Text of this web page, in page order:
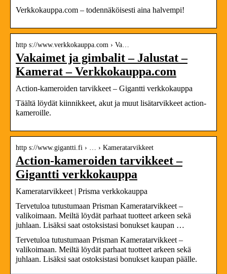
Verkkokauppa.com – todennäköisesti aina halvempi!
http s://www.verkkokauppa.com › Va…
Vakaimet ja gimbalit – Jalustat –
Kamerat – Verkkokauppa.com
Action-kameroiden tarvikkeet – Gigantti verkkokauppa
Täältä löydät kiinnikkeet, akut ja muut lisätarvikkeet action-
kameroille.
http s://www.gigantti.fi › … › Kameratarvikkeet
Action-kameroiden tarvikkeet –
Gigantti verkkokauppa
Kameratarvikkeet | Prisma verkkokauppa
Tervetuloa tutustumaan Prisman Kameratarvikkeet –
valikoimaan. Meiltä löydät parhaat tuotteet arkeen sekä
juhlaan. Lisäksi saat ostoksistasi bonukset kaupan …
Tervetuloa tutustumaan Prisman Kameratarvikkeet –
valikoimaan. Meiltä löydät parhaat tuotteet arkeen sekä
juhlaan. Lisäksi saat ostoksistasi bonukset kaupan päälle.